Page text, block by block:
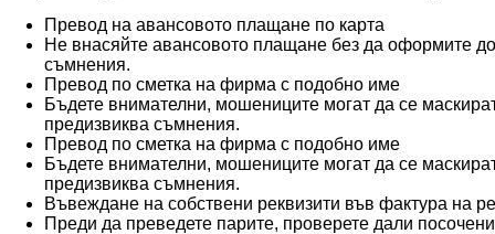
Превод на авансовото плащане по карта
Не внасяйте авансовото плащане без да оформите
съмнения.
Превод по сметка на фирма с подобно име
Бъдете внимателни, мошениците могат да се
предизвиква съмнения.
Превод по сметка на фирма с подобно име
Бъдете внимателни, мошениците могат да се
предизвиква съмнения.
Въвеждане на собствени реквизити във фактура на
Преди да преведете парите, проверете дали